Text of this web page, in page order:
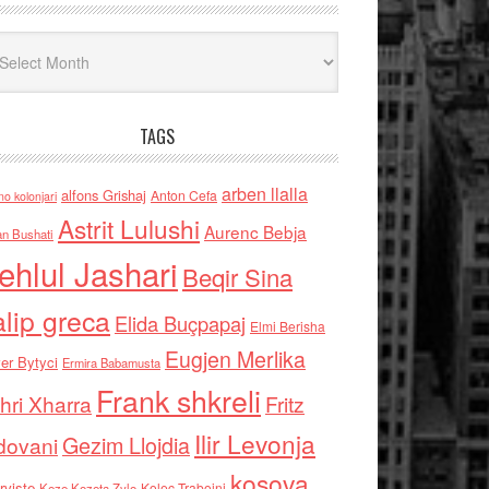
TAGS
kolonjari alfons Grishaj Anton Cefa arben llalla
Bushati Astrit Lulushi Aurenc Bebja
Jashari Beqir Sina
grecaElida Buçpapaj Elmi Berisha
Bytyci Ermira Babamusta Eugjen Merlika
Xharra Frank shkreli Fritz
Gezim Llojdia Ilir Levonja